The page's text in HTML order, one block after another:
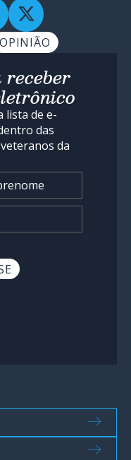
OPINIÃO
lista de e-
das
da
o endereço de e-mail